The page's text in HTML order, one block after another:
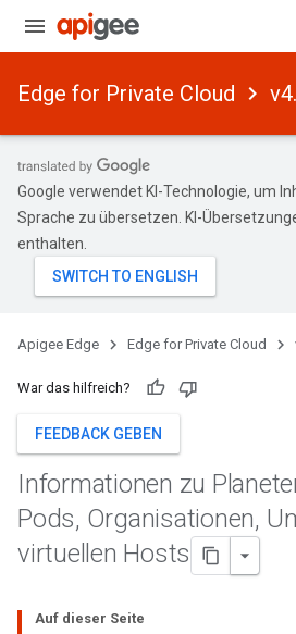
Edge for Private Cloud
Google verwendet KI-Technologie, um
Sprache zu übersetzen. KI-
enthalten.
Apigee Edge Edge for Private Cloud
War das hilfreich?
FEEDBACK GEBEN
Informationen zu
Pods, Organisationen,
virtuellen Hosts
Auf dieser Seite